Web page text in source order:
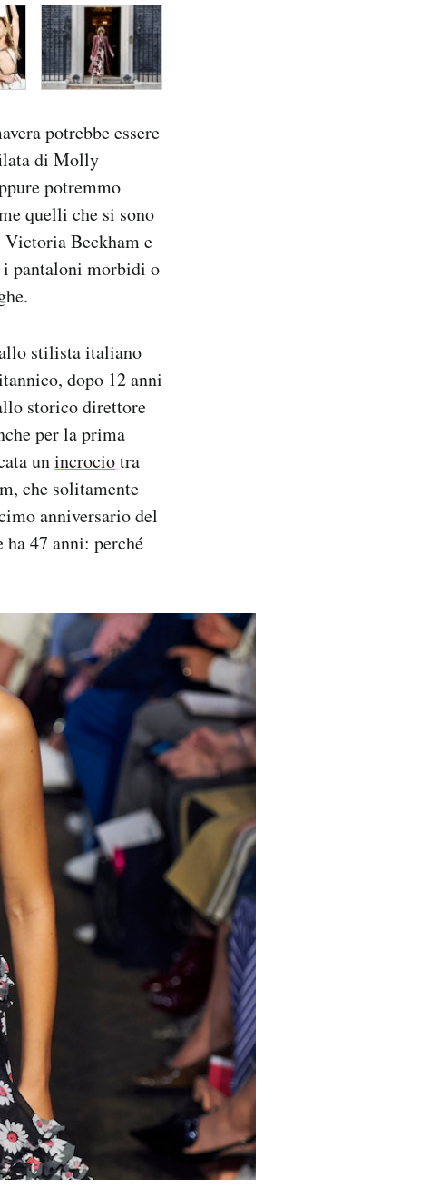
potrebbe essere
di Molly
potremmo
quelli che si sono
Victoria Beckham e
i pantaloni morbidi o
stilista italiano
dopo 12 anni
storico direttore
per la prima
unincrociotra
che solitamente
anniversario del
47 anni: perché